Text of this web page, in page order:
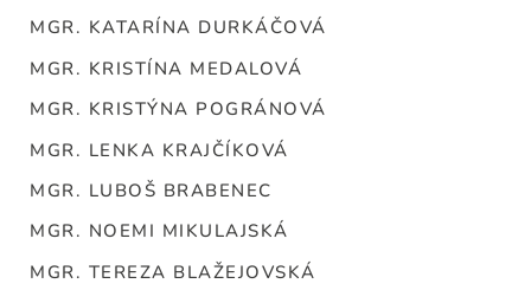
MGR. KATARÍNA DURKÁČOVÁ
MGR. KRISTÍNA MEDALOVÁ
MGR. KRISTÝNA POGRÁNOVÁ
MGR. LENKA KRAJČÍKOVÁ
MGR. LUBOŠ BRABENEC
MGR. NOEMI MIKULAJSKÁ
MGR. TEREZA BLAŽEJOVSKÁ